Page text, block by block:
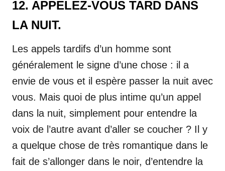
12. APPELEZ-VOUS TARD DANS
LA NUIT.
Les appels tardifs d’un homme sont
généralement le signe d’une chose : il a
envie de vous et il espère passer la nuit avec
vous. Mais quoi de plus intime qu’un appel
dans la nuit, simplement pour entendre la
voix de l’autre avant d’aller se coucher ? Il y
a quelque chose de très romantique dans le
fait de s’allonger dans le noir, d’entendre la